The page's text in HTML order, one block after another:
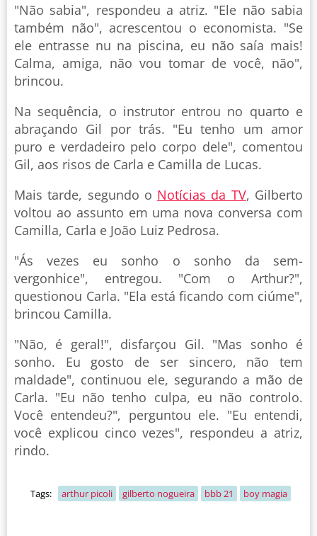
"Não sabia", respondeu a atriz. "Ele não sabia
também não", acrescentou o economista. "Se
ele entrasse nu na piscina, eu não saía mais!
Calma, amiga, não vou tomar de você, não",
brincou.
Na sequência, o instrutor entrou no quarto e
abraçando Gil por trás. "Eu tenho um amor
puro e verdadeiro pelo corpo dele", comentou
Gil, aos risos de Carla e Camilla de Lucas.
Mais tarde, segundo o Notícias da TV, Gilberto
voltou ao assunto em uma nova conversa com
Camilla, Carla e João Luiz Pedrosa.
"Ás vezes eu sonho o sonho da sem-
vergonhice", entregou. "Com o Arthur?",
questionou Carla. "Ela está ficando com ciúme",
brincou Camilla.
"Não, é geral!", disfarçou Gil. "Mas sonho é
sonho. Eu gosto de ser sincero, não tem
maldade", continuou ele, segurando a mão de
Carla. "Eu não tenho culpa, eu não controlo.
Você entendeu?", perguntou ele. "Eu entendi,
você explicou cinco vezes", respondeu a atriz,
rindo.
Tags: arthur picoli gilberto nogueira bbb 21 boy magia